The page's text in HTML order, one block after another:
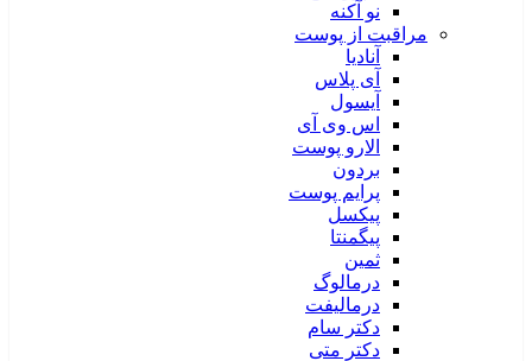
نو آکنه
مراقبت از پوست
آنادیا
آی پلاس
آیسول
اس وی آی
الارو پوست
بردون
پرایم پوست
پیکسل
پیگمنتا
ثمین
درمالوگ
درمالیفت
دکتر سام
دکتر متی